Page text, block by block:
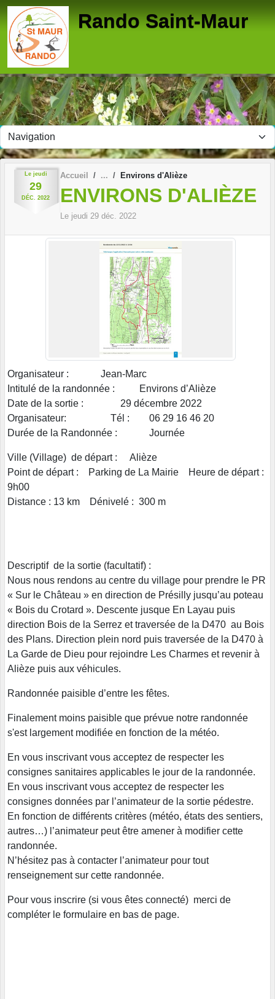
Rando Saint-Maur
Le jeudi
29
DÉC. 2022
Accueil Environs d'Alièze
ENVIRONS D'ALIÈZE
Le jeudi 29 déc. 2022
Organisateur : Jean-Marc
Intitulé de la randonnée : Environs d’Alièze
Date de la sortie : 29 décembre 2022
Organisateur: Tél : 06 29 16 46 20
Durée de la Randonnée : Journée
Ville (Village) de départ : Alièze
Point de départ : Parking de La Mairie Heure de départ :
9h00
Distance : 13 km Dénivelé : 300 m
Descriptif de la sortie (facultatif) :
Nous nous rendons au centre du village pour prendre le PR
« Sur le Château » en direction de Présilly jusqu’au poteau
« Bois du Crotard ». Descente jusque En Layau puis
direction Bois de la Serrez et traversée de la D470 au Bois
des Plans. Direction plein nord puis traversée de la D470 à
La Garde de Dieu pour rejoindre Les Charmes et revenir à
Alièze puis aux véhicules.
Randonnée paisible d’entre les fêtes.
Finalement moins paisible que prévue notre randonnée
s'est largement modifiée en fonction de la météo.
En vous inscrivant vous acceptez de respecter les
consignes sanitaires applicables le jour de la randonnée.
En vous inscrivant vous acceptez de respecter les
consignes données par l’animateur de la sortie pédestre.
En fonction de différents critères (météo, états des sentiers,
autres…) l’animateur peut être amener à modifier cette
randonnée.
N’hésitez pas à contacter l’animateur pour tout
renseignement sur cette randonnée.
Pour vous inscrire (si vous êtes connecté) merci de
compléter le formulaire en bas de page.
Panneau de gestion des cookies